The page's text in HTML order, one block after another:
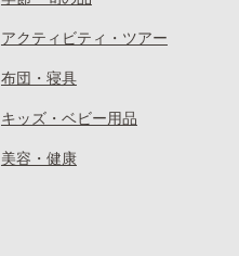
アクティビティ・ツアー
布団・寝具
キッズ・ベビー用品
美容・健康